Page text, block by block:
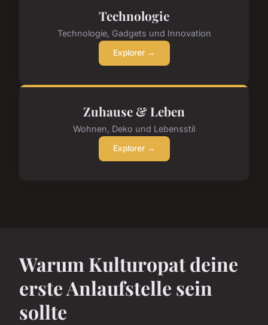
Technologie
Technologie, Gadgets und Innovation
Explorer →
Zuhause & Leben
Wohnen, Deko und Lebensstil
Explorer →
Warum Kulturopat deine
erste Anlaufstelle sein
sollte